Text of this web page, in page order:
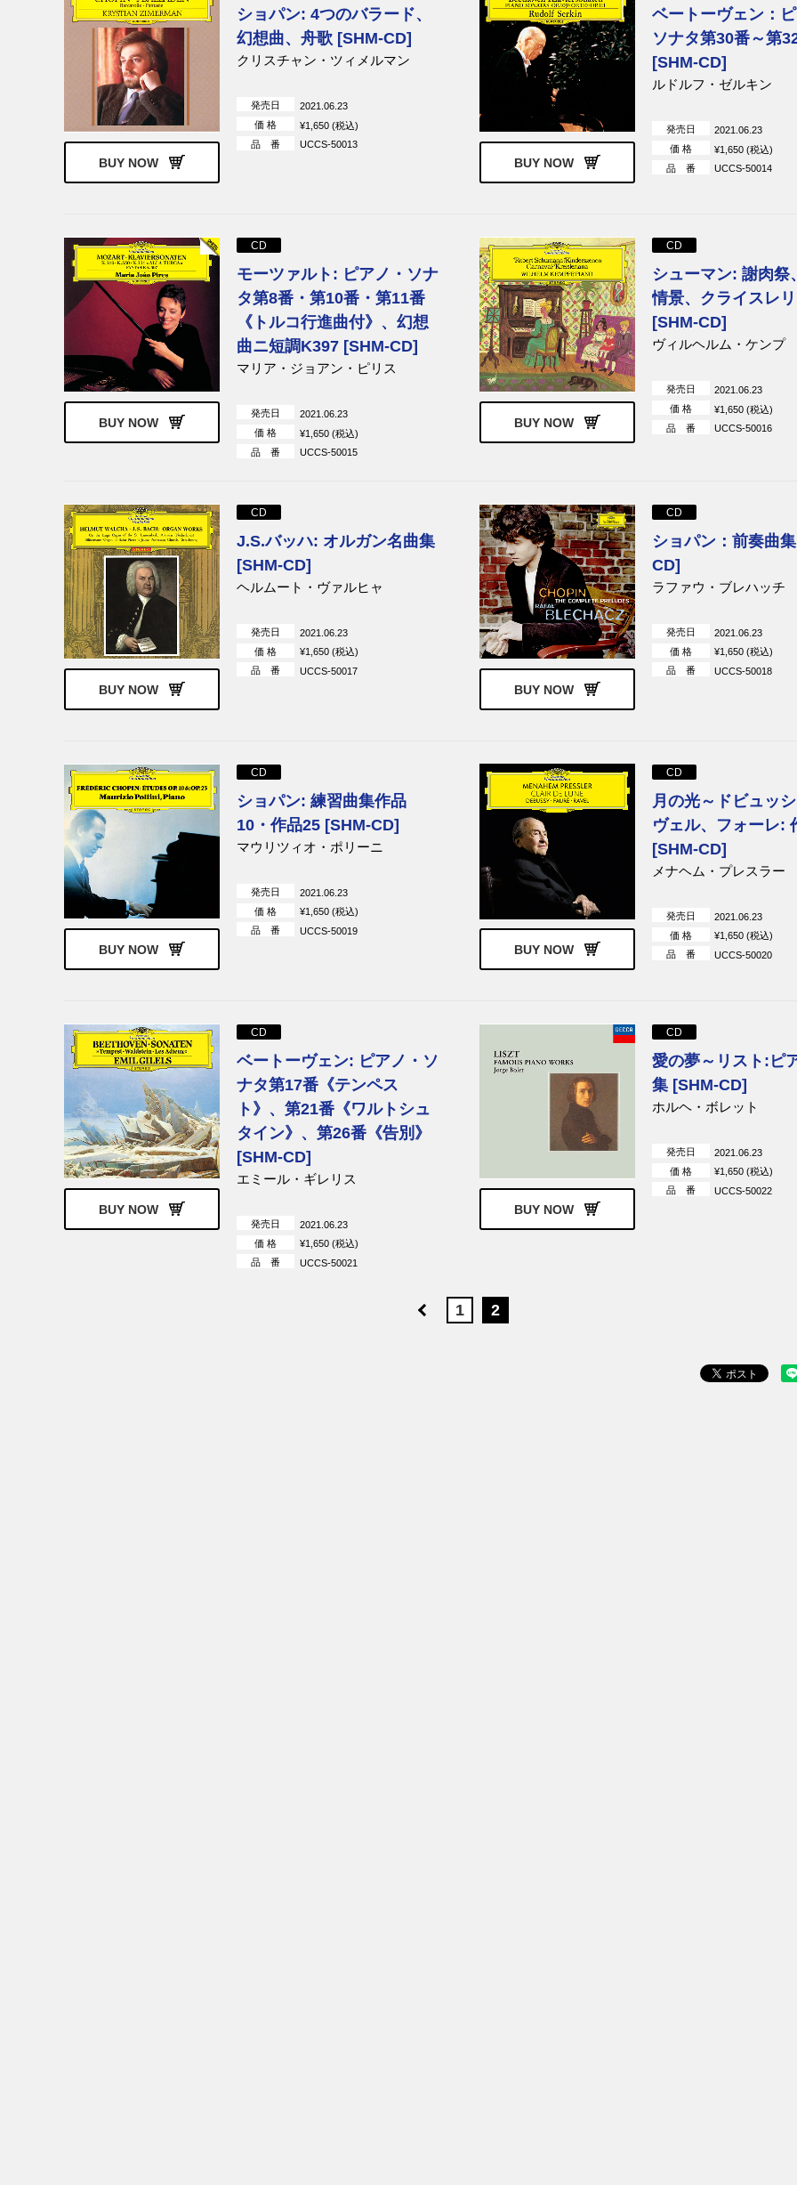
BUY NOW
ショパン: 4つのバラード、
幻想曲、舟歌 [SHM-CD]
クリスチャン・ツィメルマン
発売日
2021.06.23
価 格
¥1,650 (税込)
品 番
UCCS-50013
BUY NOW
ベートーヴェン：
ソナタ第30番～第
[SHM-CD]
ルドルフ・ゼルキン
発売日
2021.06.23
価 格
¥1,650 (税込)
品 番
UCCS-50014
BUY NOW
CD
モーツァルト: ピアノ・ソナ
タ第8番・第10番・第11番
《トルコ行進曲付》、幻想
曲ニ短調K397 [SHM-CD]
マリア・ジョアン・ピリス
発売日
2021.06.23
価 格
¥1,650 (税込)
品 番
UCCS-50015
BUY NOW
CD
シューマン: 謝肉祭
情景、クライスレ
[SHM-CD]
ヴィルヘルム・ケンプ
発売日
2021.06.23
価 格
¥1,650 (税込)
品 番
UCCS-50016
BUY NOW
CD
J.S.バッハ: オルガン名曲集
[SHM-CD]
ヘルムート・ヴァルヒャ
発売日
2021.06.23
価 格
¥1,650 (税込)
品 番
UCCS-50017
BUY NOW
CD
ショパン：前奏曲
CD]
ラファウ・ブレハッチ
発売日
2021.06.23
価 格
¥1,650 (税込)
品 番
UCCS-50018
BUY NOW
CD
ショパン: 練習曲集作品
10・作品25 [SHM-CD]
マウリツィオ・ポリーニ
発売日
2021.06.23
価 格
¥1,650 (税込)
品 番
UCCS-50019
BUY NOW
CD
月の光～ドビュッ
ヴェル、フォーレ:
[SHM-CD]
メナヘム・プレスラー
発売日
2021.06.23
価 格
¥1,650 (税込)
品 番
UCCS-50020
BUY NOW
CD
ベートーヴェン: ピアノ・ソ
ナタ第17番《テンペス
ト》、第21番《ワルトシュ
タイン》、第26番《告別》
[SHM-CD]
エミール・ギレリス
発売日
2021.06.23
価 格
¥1,650 (税込)
品 番
UCCS-50021
BUY NOW
CD
愛の夢～リスト:ピ
集 [SHM-CD]
ホルヘ・ボレット
発売日
2021.06.23
価 格
¥1,650 (税込)
品 番
UCCS-50022
1 2